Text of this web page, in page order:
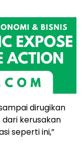
dirugikan
kerusakan
seperti ini,”